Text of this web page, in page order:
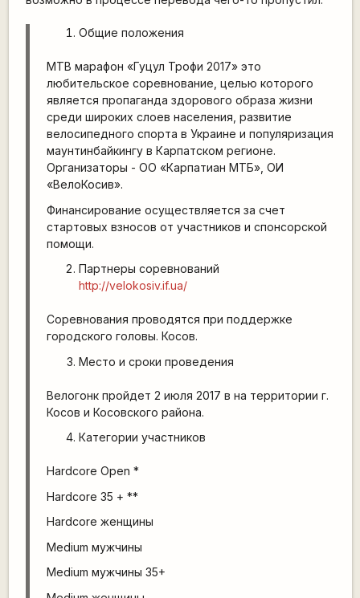
Общие положения
MTB марафон «Гуцул Трофи 2017» это
любительское соревнование, целью которого
является пропаганда здорового образа жизни
среди широких слоев населения, развитие
велосипедного спорта в Украине и популяризация
маунтинбайкингу в Карпатском регионе.
Организаторы - ОО «Карпатиан МТБ», ОИ
«ВелоКосив».
Финансирование осуществляется за счет
стартовых взносов от участников и спонсорской
помощи.
Партнеры соревнований
http://velokosiv.if.ua/
Соревнования проводятся при поддержке
городского головы. Косов.
Место и сроки проведения
Велогонк пройдет 2 июля 2017 в на территории г.
Косов и Косовского района.
Категории участников
Hardcore Open *
Hardcore 35 + **
Hardcore женщины
Medium мужчины
Medium мужчины 35+